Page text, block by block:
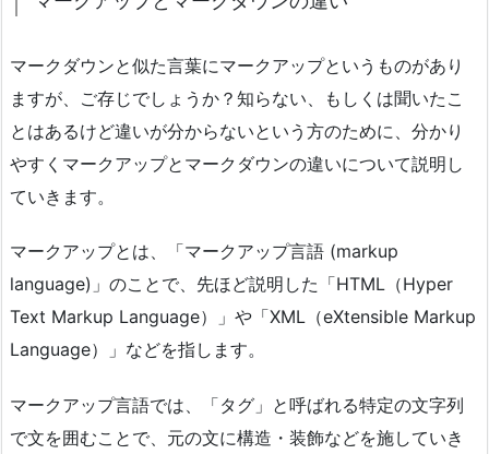
マークダウンと似た言葉にマークアップというものがあり
ますが、ご存じでしょうか？知らない、もしくは聞いたこ
とはあるけど違いが分からないという方のために、分かり
やすくマークアップとマークダウンの違いについて説明し
ていきます。
マークアップとは、「マークアップ言語 (markup
language)」のことで、先ほど説明した「HTML（Hyper
Text Markup Language）」や「XML（eXtensible Markup
Language）」などを指します。
マークアップ言語では、「タグ」と呼ばれる特定の文字列
で文を囲むことで、元の文に構造・装飾などを施していき